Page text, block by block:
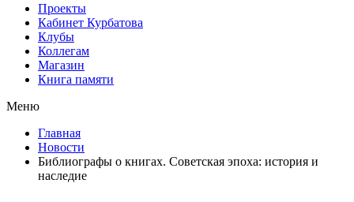
Проекты
Кабинет Курбатова
Клубы
Коллегам
Магазин
Книга памяти
Меню
Главная
Новости
Библиографы о книгах. Советская эпоха: история и
наследие